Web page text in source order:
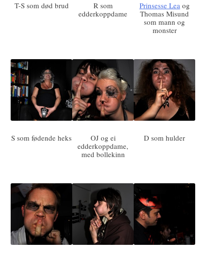
T-S som død brud
R som
edderkoppdame
Prinsesse Leaog
Thomas Misund
som mann og
monster
S som fødende heks
OJ og ei
edderkoppdame,
med bollekinn
D som hulder